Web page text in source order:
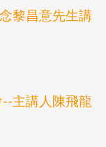
黎昌意先生講
--主講人陳飛龍